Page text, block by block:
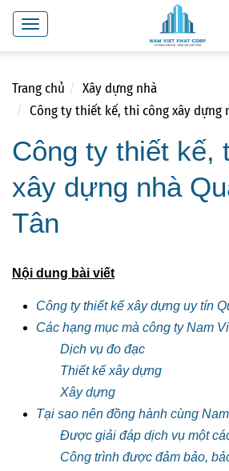
Toggle
Trang chủ
Xây dựng nhà
Công ty thiết kế, thi công xây dựng
Công ty thiết kế,
xây dựng nhà
Tân
Nội dung bài viết
Công ty thiết kế xây dựng uy tín
Các hạng mục mà công ty Nam
Dịch vụ đo đạc
Thiết kế xây dựng
Xây dựng
Tại sao nên đồng hành cùng
Được giải đáp dịch vụ một
Công trình được đảm bảo,